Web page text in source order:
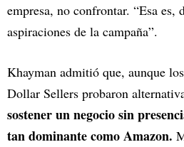
empresa, no confrontar. “Esa es,
aspiraciones de la campaña”.
Khayman admitió que, aunque
Dollar Sellers probaron
sostener un negocio sin
tan dominante como Amazon.